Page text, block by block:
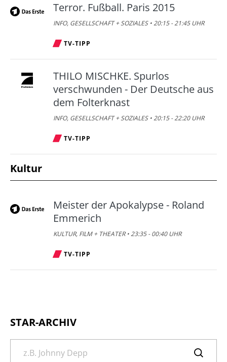
Terror. Fußball. Paris 2015
INFO, GESELLSCHAFT + SOZIALES • 20:15 - 21:45 UHR
TV-TIPP
THILO MISCHKE. Spurlos
verschwunden - Der Deutsche aus
dem Folterknast
INFO, GESELLSCHAFT + SOZIALES • 20:15 - 22:20 UHR
TV-TIPP
Kultur
Meister der Apokalypse - Roland
Emmerich
KULTUR, FILM + THEATER • 23:35 - 00:40 UHR
TV-TIPP
STAR-ARCHIV